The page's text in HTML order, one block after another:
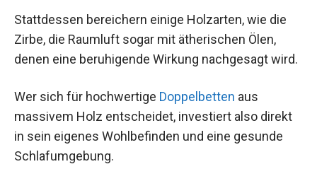
Stattdessen bereichern einige Holzarten, wie die
Zirbe, die Raumluft sogar mit ätherischen Ölen,
denen eine beruhigende Wirkung nachgesagt wird.
Wer sich für hochwertige Doppelbetten aus
massivem Holz entscheidet, investiert also direkt
in sein eigenes Wohlbefinden und eine gesunde
Schlafumgebung.